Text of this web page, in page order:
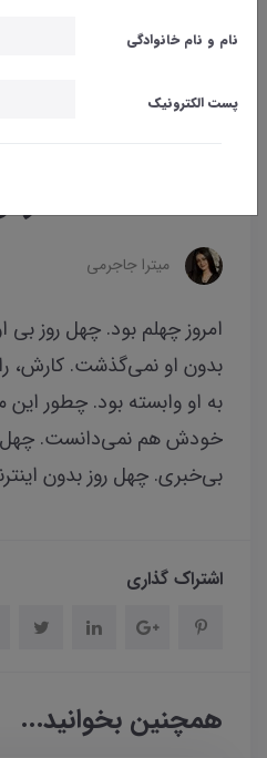
نام و نام خانوادگی
پست الکترونیک
میترا جاجرمی
امروز چهلم بود. چهل روز
بدون او نمی‌گذشت. کارش،
به او وابسته بود. چطور این
خودش هم نمی‌دانست. چهل
بی‌خبری. چهل روز بدون
اشتراک گذاری
همچنین بخوانید...